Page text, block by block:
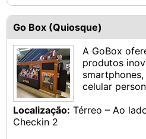
Go Box (Quiosque)
A GoBox
produtos
celular
Localização: Térreo – Ao
Checkin 2